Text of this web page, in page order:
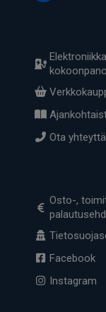
Ota yhteyttä
Osto-,
Facebook
Instagram